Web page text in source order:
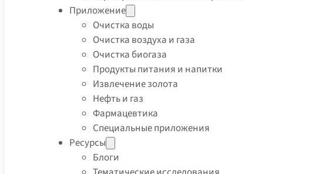
Приложение
Очистка воды
Очистка воздуха и газа
Очистка биогаза
Продукты питания и напитки
Извлечение золота
Нефть и газ
Фармацевтика
Специальные приложения
Ресурсы
Блоги